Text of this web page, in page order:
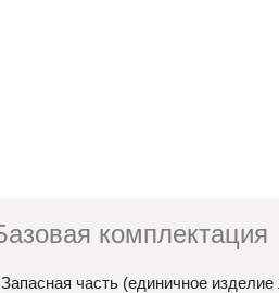
комплектация
Запасная часть (единичное